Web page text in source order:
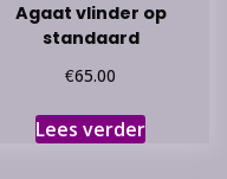
Agaat vlinder op
standaard
€65.00
Lees verder